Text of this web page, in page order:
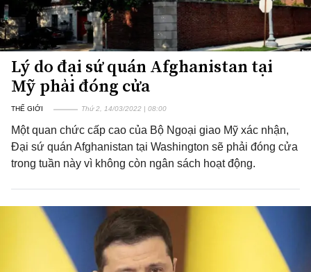
Lý do đại sứ quán Afghanistan tại
Mỹ phải đóng cửa
THẾ GIỚI Thứ 2, 14/03/2022 | 08:00
Một quan chức cấp cao của Bộ Ngoại giao Mỹ xác nhận,
Đại sứ quán Afghanistan tại Washington sẽ phải đóng cửa
trong tuần này vì không còn ngân sách hoạt động.